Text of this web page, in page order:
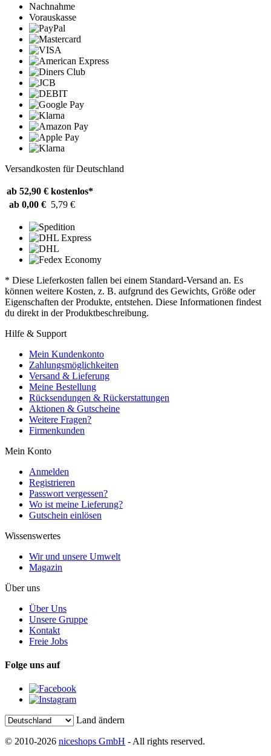
Nachnahme
Vorauskasse
Versandkosten für Deutschland
ab 52,90 € kostenlos*
ab 0,00 € 5,79 €
* Diese Lieferkosten fallen bei einem Standard-Versand an. Es
können weitere Kosten, z. B. aufgrund des Gewichts, Größe oder
Eigenschaften der Produkte, entstehen. Diese Informationen findest
du direkt in der Produktbeschreibung.
Hilfe & Support
Mein Kundenkonto
Zahlungsmöglichkeiten
Versand & Lieferung
Meine Bestellung
Rücksendungen & Rückerstattungen
Aktionen & Gutscheine
Weitere Fragen?
Firmenkunden
Mein Konto
Anmelden
Registrieren
Passwort vergessen?
Wo ist meine Lieferung?
Gutschein einlösen
Wissenswertes
Wir und unsere Umwelt
Magazin
Über uns
Über Uns
Unsere Gruppe
Kontakt
Freie Jobs
Folge uns auf
Land ändern
© 2010-2026 niceshops GmbH - All rights reserved.